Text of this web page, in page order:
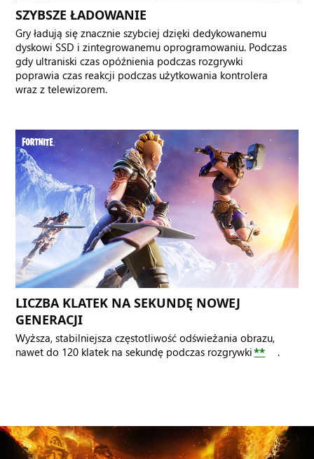
SZYBSZE ŁADOWANIE
Gry ładują się znacznie szybciej dzięki dedykowanemu
dyskowi SSD i zintegrowanemu oprogramowaniu. Podczas
gdy ultraniski czas opóźnienia podczas rozgrywki
poprawia czas reakcji podczas użytkowania kontrolera
wraz z telewizorem.
LICZBA KLATEK NA SEKUNDĘ NOWEJ
GENERACJI
Wyższa, stabilniejsza częstotliwość odświeżania obrazu,
nawet do 120 klatek na sekundę podczas rozgrywki** .
Przyczajony
Marcus